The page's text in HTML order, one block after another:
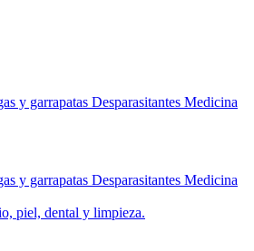
y garrapatas Desparasitantes Medicina
y garrapatas Desparasitantes Medicina
piel, dental y limpieza.